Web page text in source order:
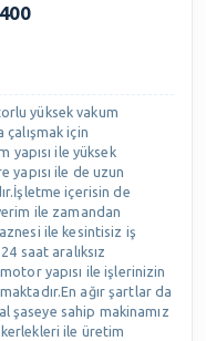
yüksek vakum
çalışmak için
ile yüksek
yapısı ile de uzun
içerisin de
ile zamandan
ile kesintisiz iş
saat aralıksız
yapısı ile işlerinizin
ağır şartlar da
şaseye sahip makinamız
ile üretim